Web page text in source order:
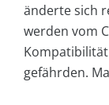
änderte sich
werden vom
gefährden.